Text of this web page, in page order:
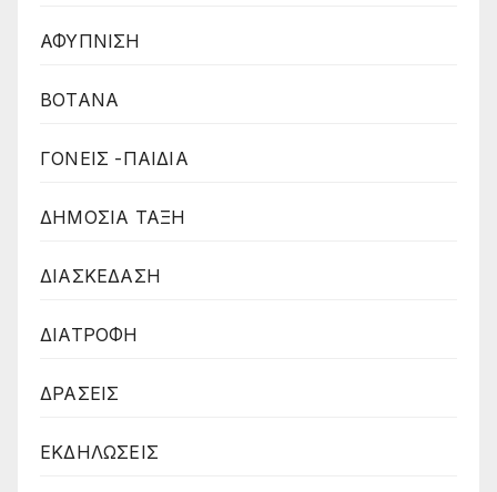
ΑΦΥΠΝΙΣΗ
ΒΟΤΑΝΑ
ΓΟΝΕΙΣ -ΠΑΙΔΙΑ
ΔΗΜΟΣΙΑ ΤΑΞΗ
ΔΙΑΣΚΕΔΑΣΗ
ΔΙΑΤΡΟΦΗ
ΔΡΑΣΕΙΣ
ΕΚΔΗΛΩΣΕΙΣ